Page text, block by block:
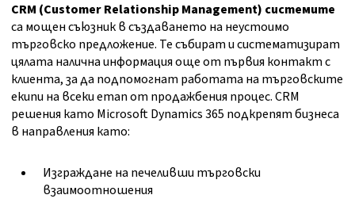
CRM (Customer Relationship Management) системите
са мощен съюзник в създаването на неустоимо
търговско предложение. Те събират и систематизират
цялата налична информация още от първия контакт с
клиента, за да подпомогнат работата на търговските
екипи на всеки етап от продажбения процес. CRM
решения като Microsoft Dynamics 365 подкрепят бизнеса
в направления като:
Изграждане на печеливши търговски
взаимоотношения